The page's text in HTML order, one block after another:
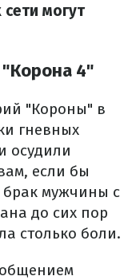
могут
"Корона 4"
"Короны" в
гневных
осудили
если бы
брак мужчины с
до сих пор
столько боли.